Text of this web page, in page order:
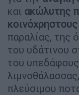
και ακώλυτης
παραλίας, της
του υδάτινου
του
πλεύσιμου